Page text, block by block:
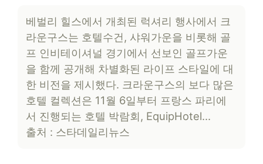
베벌리 힐스에서 개최된 럭셔리 행사에서 크
라운구스는 호텔수건, 샤워가운을 비롯해 골
프 인비테이셔널 경기에서 선보인 골프가운
을 함께 공개해 차별화된 라이프 스타일에 대
한 비전을 제시했다. 크라운구스의 보다 많은
호텔 컬렉션은 11월 6일부터 프랑스 파리에
서 진행되는 호텔 박람회, EquipHotel…
출처 : 스타데일리뉴스